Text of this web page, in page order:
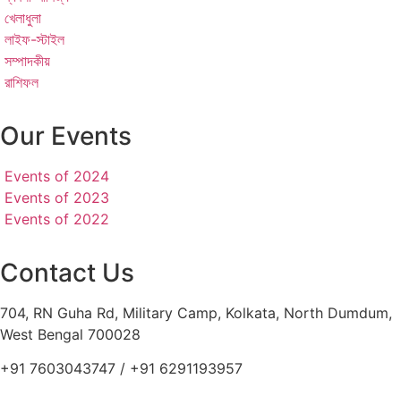
খেলাধুলা
লাইফ-স্টাইল
সম্পাদকীয়
রাশিফল
Our Events
Events of 2024
Events of 2023
Events of 2022
Contact Us
704, RN Guha Rd, Military Camp, Kolkata, North Dumdum,
West Bengal 700028
+91 7603043747 / +91 6291193957